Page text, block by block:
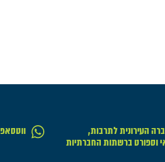
העירונית לתרבות,
וספורט ברשתות החברתיות
ווטסאפ